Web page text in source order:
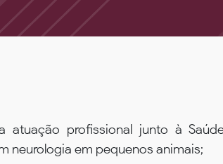
atuação profissional junto à
neurologia em pequenos animais;